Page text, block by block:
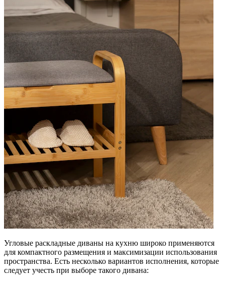
Угловые раскладные диваны на кухню широко применяются
для компактного размещения и максимизации использования
пространства. Есть несколько вариантов исполнения, которые
следует учесть при выборе такого дивана: